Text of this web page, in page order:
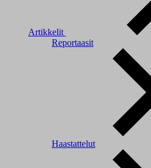
Artikkelit
Reportaasit
Haastattelut